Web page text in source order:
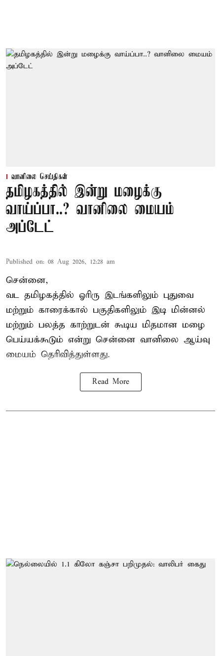
வானிலை செய்திகள்
தமிழகத்தில் இன்று மழைக்கு
வாய்ப்பா..? வானிலை மையம்
அப்டேட்
Published on: 08 Aug 2026, 12:28 am
சென்னை,
வட தமிழகத்தில் ஓரிரு இடங்களிலும் புதுவை
மற்றும் காரைக்கால் பகுதிகளிலும் இடி மின்னல்
மற்றும் பலத்த காற்றுடன் கூடிய மிதமான மழை
பெய்யக்கூடும் என்று சென்னை வானிலை ஆய்வு
மையம் தெரிவித்துள்ளது.
Read More